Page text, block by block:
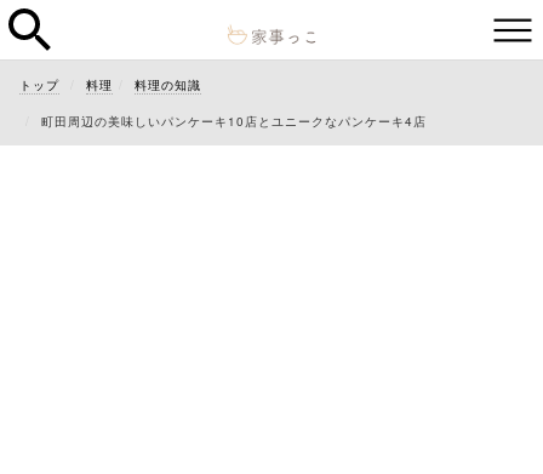
トップ 料理 料理の知識
町田周辺の美味しいパンケーキ10店とユニークなパンケーキ4店